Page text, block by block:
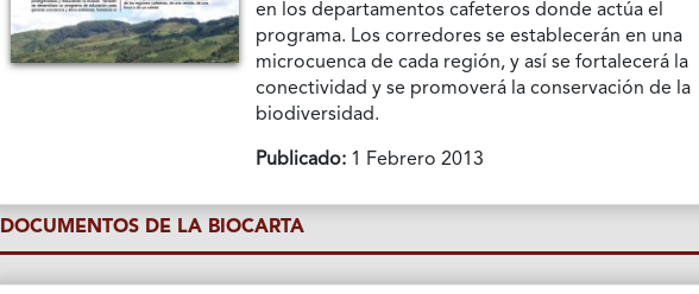
en los departamentos cafeteros donde actúa el
programa. Los corredores se establecerán en una
microcuenca de cada región, y así se fortalecerá la
conectividad y se promoverá la conservación de la
biodiversidad.
Publicado: 1 Febrero 2013
DOCUMENTOS DE LA BIOCARTA